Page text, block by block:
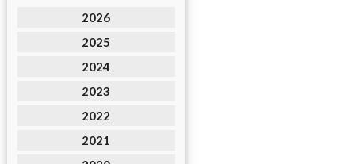
2026
2025
2024
2023
2022
2021